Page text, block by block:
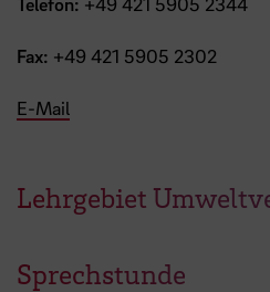
Fax: +49 421 5905 2302
E-Mail
Lehrgebiet
Sprechstunde